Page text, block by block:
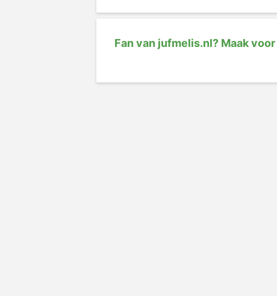
Fan van jufmelis.nl? Maak voor